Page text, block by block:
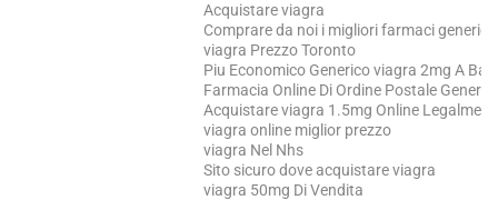
Acquistare viagra
Comprare da noi i migliori farmaci generici
viagra Prezzo Toronto
Piu Economico Generico viagra 2mg A
Farmacia Online Di Ordine Postale
Acquistare viagra 1.5mg Online
viagra online miglior prezzo
viagra Nel Nhs
Sito sicuro dove acquistare viagra
viagra 50mg Di Vendita